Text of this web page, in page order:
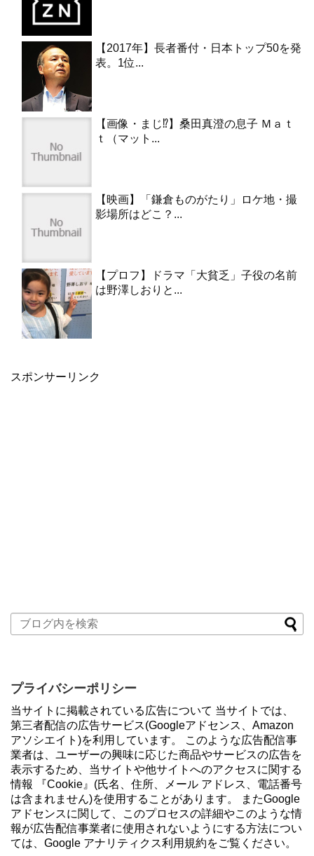
【2017年】長者番付・日本トップ50を発
表。1位...
【画像・まじ⁉︎】桑田真澄の息子 Ｍａｔ
ｔ（マット...
【映画】「鎌倉ものがたり」ロケ地・撮
影場所はどこ？...
【プロフ】ドラマ「大貧乏」子役の名前
は野澤しおりと...
スポンサーリンク
プライバシーポリシー
当サイトに掲載されている広告について 当サイトでは、
第三者配信の広告サービス(Googleアドセンス、Amazon
アソシエイト)を利用しています。 このような広告配信事
業者は、ユーザーの興味に応じた商品やサービスの広告を
表示するため、当サイトや他サイトへのアクセスに関する
情報 『Cookie』(氏名、住所、メール アドレス、電話番号
は含まれません)を使用することがあります。 またGoogle
アドセンスに関して、このプロセスの詳細やこのような情
報が広告配信事業者に使用されないようにする方法につい
ては、Google アナリティクス利用規約をご覧ください。